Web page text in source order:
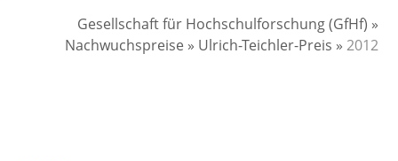
Gesellschaft für Hochschulforschung (GfHf) »
Nachwuchspreise » Ulrich-Teichler-Preis » 2012